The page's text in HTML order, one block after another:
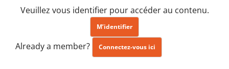
Veuillez vous identifier pour accéder au contenu.
M’identifier
Already a member? Connectez-vous ici